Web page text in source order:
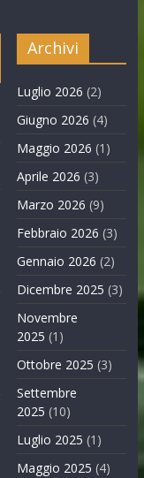
Archivi
Luglio 2026 (2)
Giugno 2026 (4)
Maggio 2026 (1)
Aprile 2026 (3)
Marzo 2026 (9)
Febbraio 2026 (3)
Gennaio 2026 (2)
Dicembre 2025 (3)
Novembre
2025 (1)
Ottobre 2025 (3)
Settembre
2025 (10)
Luglio 2025 (1)
Maggio 2025 (4)